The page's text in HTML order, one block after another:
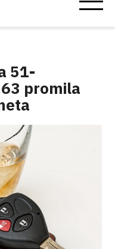
51-
promila